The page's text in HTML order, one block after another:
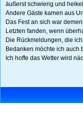
äußerst schwierig und
Andere Gäste kamen aus
Das Fest an sich war
Letzten fanden, wenn
Die Rückmeldungen, die
Bedanken möchte ich auch
Ich hoffe das Wetter wird